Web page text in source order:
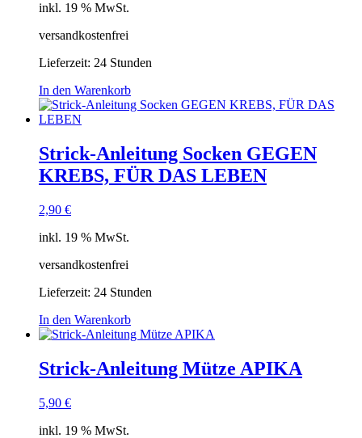
inkl. 19 % MwSt.
versandkostenfrei
Lieferzeit: 24 Stunden
In den Warenkorb
Strick-Anleitung Socken GEGEN
KREBS, FÜR DAS LEBEN
2,90 €
inkl. 19 % MwSt.
versandkostenfrei
Lieferzeit: 24 Stunden
In den Warenkorb
Strick-Anleitung Mütze APIKA
5,90 €
inkl. 19 % MwSt.